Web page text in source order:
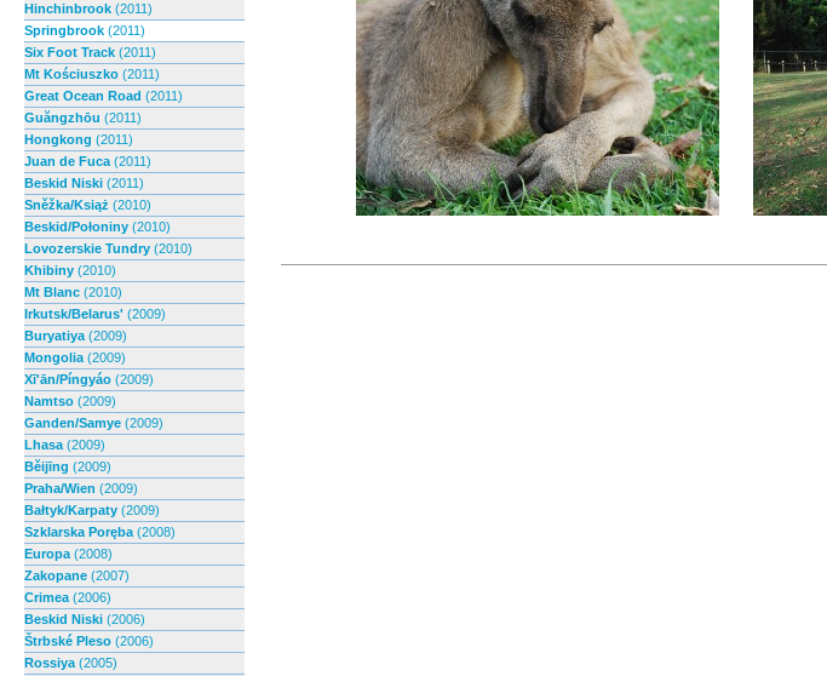
Hinchinbrook (2011)
Springbrook (2011)
Six Foot Track (2011)
Mt Kościuszko (2011)
Great Ocean Road (2011)
Guăngzhōu (2011)
Hongkong (2011)
Juan de Fuca (2011)
Beskid Niski (2011)
Sněžka/Książ (2010)
Beskid/Połoniny (2010)
Lovozerskie Tundry (2010)
Khibiny (2010)
Mt Blanc (2010)
Irkutsk/Belarus' (2009)
Buryatiya (2009)
Mongolia (2009)
Xī'ān/Píngyáo (2009)
Namtso (2009)
Ganden/Samye (2009)
Lhasa (2009)
Běijīng (2009)
Praha/Wien (2009)
Bałtyk/Karpaty (2009)
Szklarska Poręba (2008)
Europa (2008)
Zakopane (2007)
Crimea (2006)
Beskid Niski (2006)
Štrbské Pleso (2006)
Rossiya (2005)